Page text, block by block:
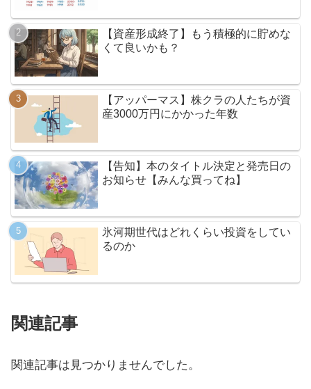
【資産形成終了】もう積極的に貯めな
くて良いかも？
【アッパーマス】株クラの人たちが資
産3000万円にかかった年数
【告知】本のタイトル決定と発売日の
お知らせ【みんな買ってね】
氷河期世代はどれくらい投資をしてい
るのか
関連記事
関連記事は見つかりませんでした。